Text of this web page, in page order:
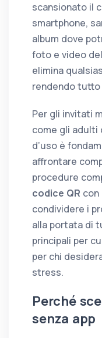
scansionato il
smartphone,
album dove
foto e video
elimina
rendendo tutto
Per gli invitati
come gli adulti
d’uso è
affrontare
procedure
codice QR con
condividere i
alla portata di
principali per
per chi
stress.
Perché
senza app